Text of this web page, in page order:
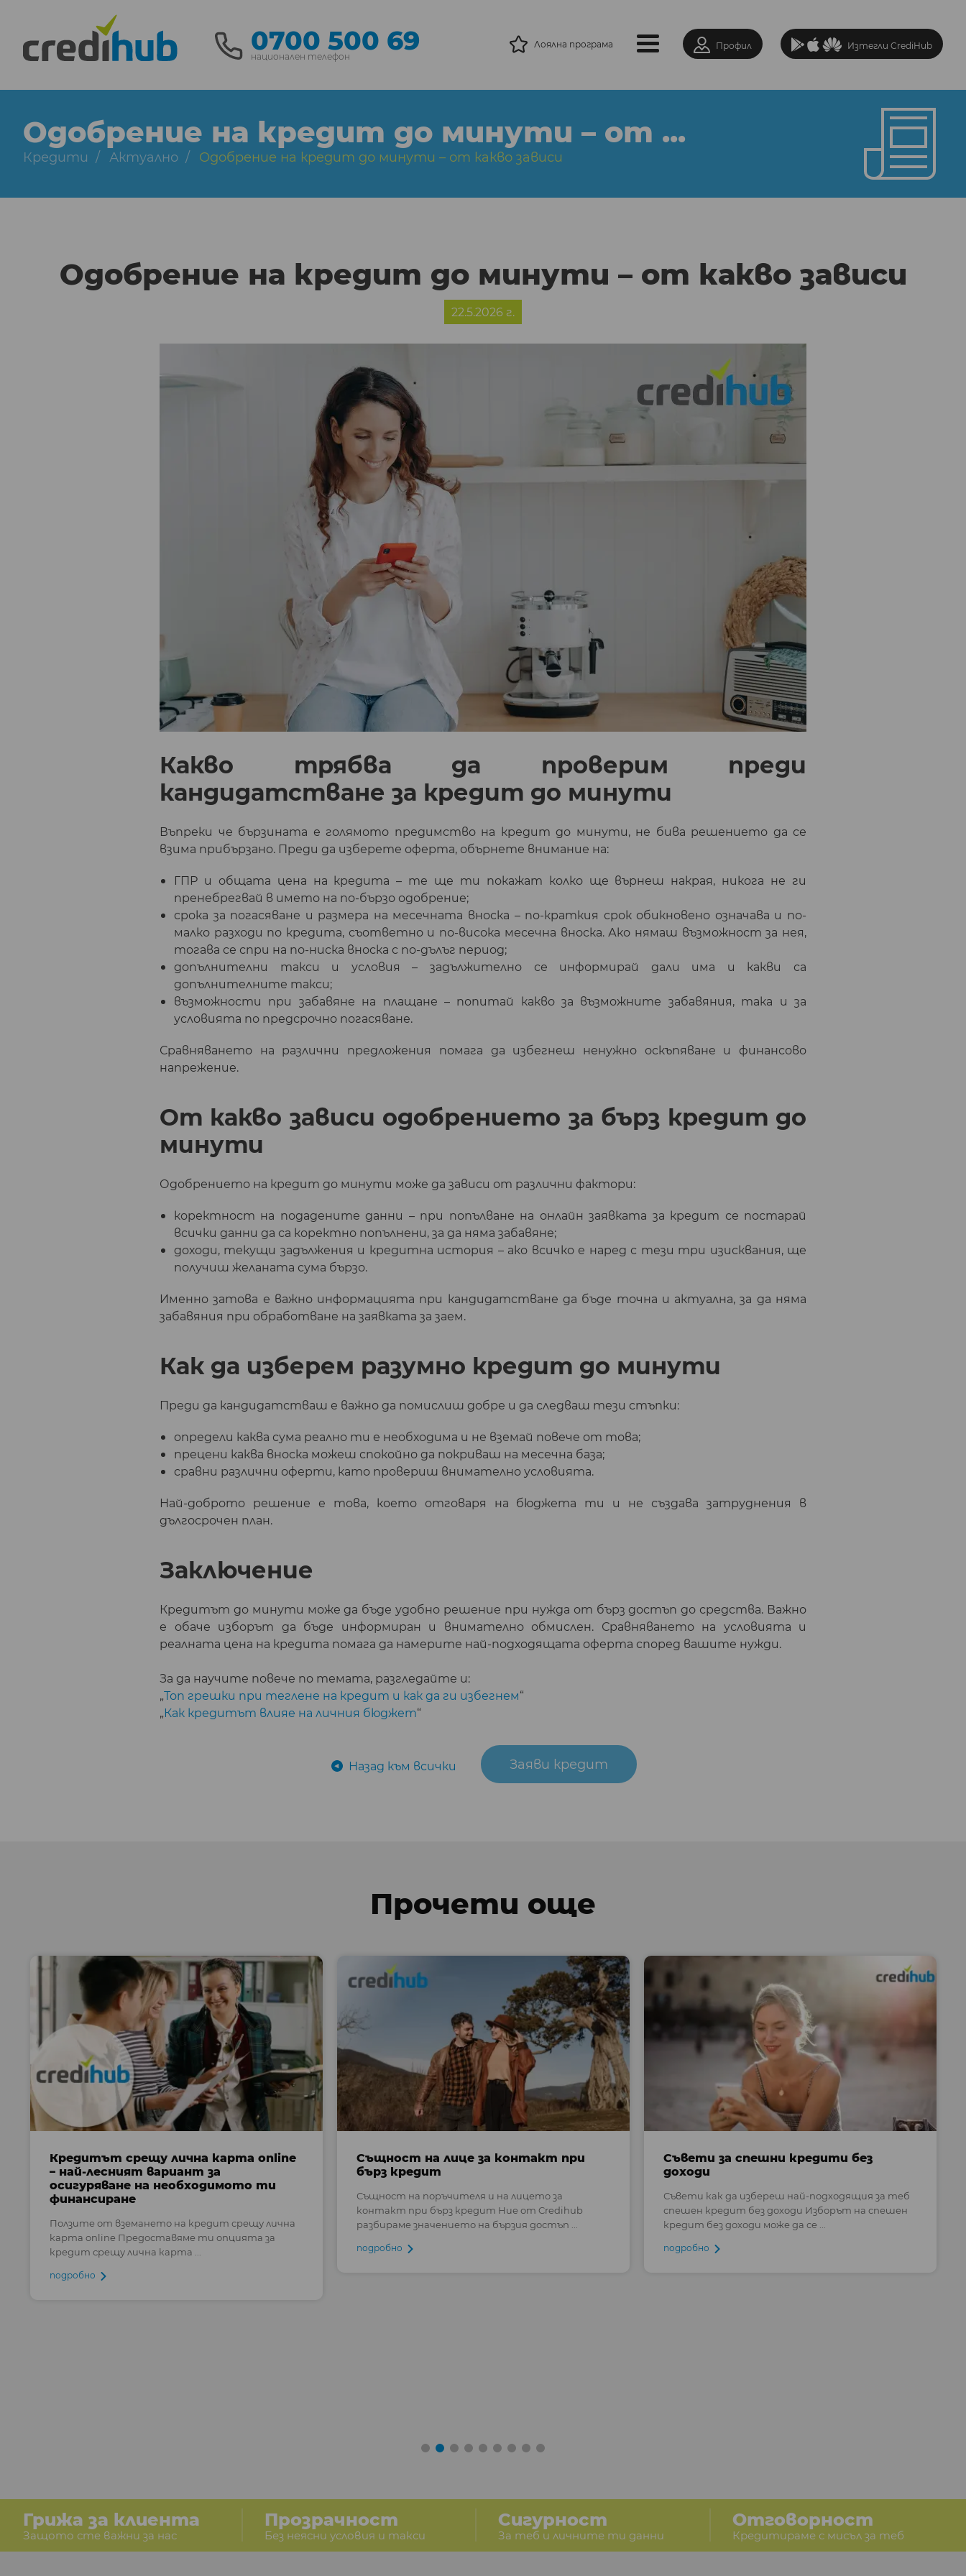
0700 500 69
национален телефон
Лоялна програма Профил Изтегли CrediHub
Одобрение на кредит до минути – от ...
Кредити Актуално Одобрение на кредит до минути – от какво зависи
Одобрение на кредит до минути – от какво зависи
22.5.2026 г.
Какво трябва да проверим преди
кандидатстване за кредит до минути
Въпреки че бързината е голямото предимство на кредит до минути, не бива решението да се
взима прибързано. Преди да изберете оферта, обърнете внимание на:
ГПР и общата цена на кредита – те ще ти покажат колко ще върнеш накрая, никога не ги
пренебрегвай в името на по-бързо одобрение;
срока за погасяване и размера на месечната вноска – по-краткия срок обикновено означава и по-
малко разходи по кредита, съответно и по-висока месечна вноска. Ако нямаш възможност за нея,
тогава се спри на по-ниска вноска с по-дълъг период;
допълнителни такси и условия – задължително се информирай дали има и какви са
допълнителните такси;
възможности при забавяне на плащане – попитай какво за възможните забавяния, така и за
условията по предсрочно погасяване.
Сравняването на различни предложения помага да избегнеш ненужно оскъпяване и финансово
напрежение.
От какво зависи одобрението за бърз кредит до
минути
Одобрението на кредит до минути може да зависи от различни фактори:
коректност на подадените данни – при попълване на онлайн заявката за кредит се постарай
всички данни да са коректно попълнени, за да няма забавяне;
доходи, текущи задължения и кредитна история – ако всичко е наред с тези три изисквания, ще
получиш желаната сума бързо.
Именно затова е важно информацията при кандидатстване да бъде точна и актуална, за да няма
забавяния при обработване на заявката за заем.
Как да изберем разумно кредит до минути
Преди да кандидатстваш е важно да помислиш добре и да следваш тези стъпки:
определи каква сума реално ти е необходима и не вземай повече от това;
прецени каква вноска можеш спокойно да покриваш на месечна база;
сравни различни оферти, като провериш внимателно условията.
Най-доброто решение е това, което отговаря на бюджета ти и не създава затруднения в
дългосрочен план.
Заключение
Кредитът до минути може да бъде удобно решение при нужда от бърз достъп до средства. Важно
е обаче изборът да бъде информиран и внимателно обмислен. Сравняването на условията и
реалната цена на кредита помага да намерите най-подходящата оферта според вашите нужди.
За да научите повече по темата, разгледайте и:
„Топ грешки при теглене на кредит и как да ги избегнем“
„Как кредитът влияе на личния бюджет“
Назад към всички Заяви кредит
Прочети още
Кредитът срещу лична карта online
– най-лесният вариант за
осигуряване на необходимото ти
финансиране
Ползите от вземането на кредит срещу лична
карта online Предоставяме ти опцията за
кредит срещу лична карта ...
подробно
Същност на лице за контакт при
бърз кредит
Същност на поръчителя и на лицето за
контакт при бърз кредит Ние от Credihub
разбираме значението на бързия достъп ...
подробно
Съвети за спешни кредити без
доходи
Съвети как да избереш най-подходящия за теб
спешен кредит без доходи Изборът на спешен
кредит без доходи може да се ...
подробно
Грижа за клиента
Защото сте важни за нас
Прозрачност
Без неясни условия и такси
Сигурност
За теб и личните ти данни
Отговорност
Кредитираме с мисъл за теб